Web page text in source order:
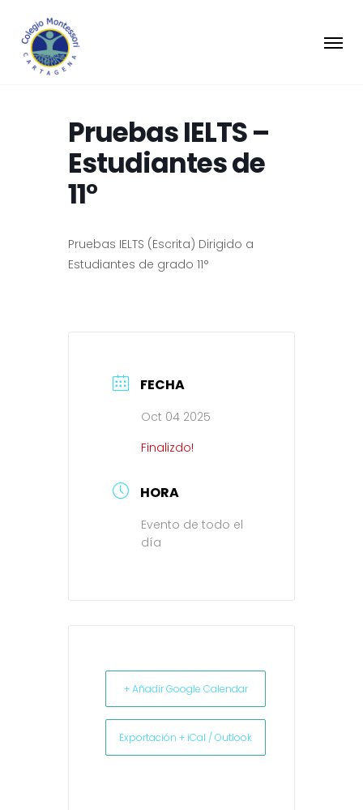
Pruebas IELTS –
Estudiantes de
11°
Pruebas IELTS (Escrita) Dirigido a
Estudiantes de grado 11°
FECHA
Oct 04 2025
Finalizdo!
HORA
Evento de todo el
día
+ Añadir Google Calendar
Exportación + iCal / Outlook